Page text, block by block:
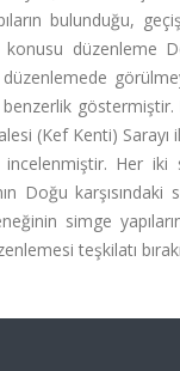
bulunduğu,
düzenleme
göstermiştir.
(Kef Kenti)
incelenmiştir. Her
Doğu
simge
teşkilatı